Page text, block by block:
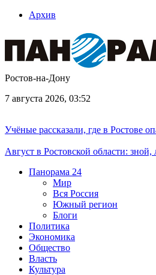
Архив
Ростов-на-Дону
7 августа 2026, 03:52
Учёные рассказали, где в Ростове
Август в Ростовской области:
Панорама 24
Мир
Вся Россия
Южный регион
Блоги
Политика
Экономика
Общество
Власть
Культура